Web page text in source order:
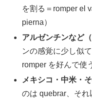
を割る＝romper el
pierna）
アルゼンチンなど
ンの感覚に少し似
romper を好んで使
メキシコ・中米・
のは quebrar、それ